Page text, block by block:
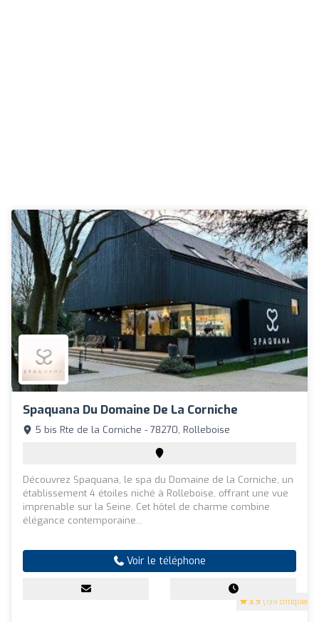
Spaquana Du Domaine De La Corniche
3.9 (139 critiques)
5 bis Rte de la Corniche - 78270, Rolleboise
Découvrez Spaquana, le spa du Domaine de la Corniche, un
établissement 4 étoiles niché à Rolleboise, offrant une vue
imprenable sur la Seine. Cet hôtel de charme combine
élégance contemporaine...
Voir le téléphone